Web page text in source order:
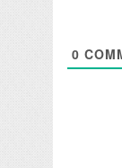
0